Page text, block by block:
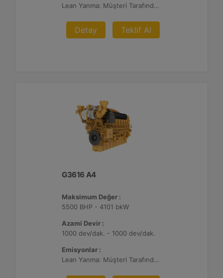
Lean Yanma: Müşteri Tarafından Sağlanan Atık Arıtma ile NSPS Saha Uyumluluğuna Sahiptir, 0,3 g ve 0,5 g/bhp-sa. NOx
Detay Teklif Al
G3616 A4
Maksimum Değer :
5500 BHP - 4101 bkW
Azami Devir :
1000 dev/dak. - 1000 dev/dak.
Emisyonlar :
Lean Yanma: Müşteri Tarafından Sağlanan Atık Arıtma ile NSPS Saha Uyumluluğuna Sahiptir, 0,3 g ve 0,5 g/bhp-sa. NOx